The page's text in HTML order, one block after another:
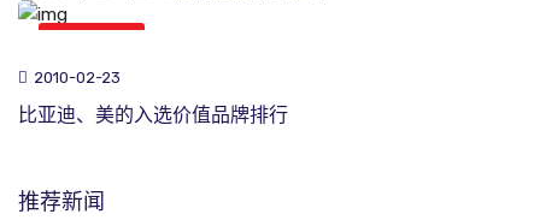
2010-02-23
比亚迪、美的入选价值品牌排行
推荐新闻